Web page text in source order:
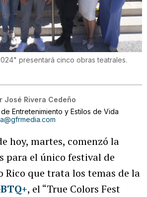
presentará cinco obras teatrales.
José Rivera Cedeño
Entretenimiento y Estilos de Vida
hoy, martes, comenzó la
para el único festival de
Rico que trata los temas de la
, el “True Colors Fest